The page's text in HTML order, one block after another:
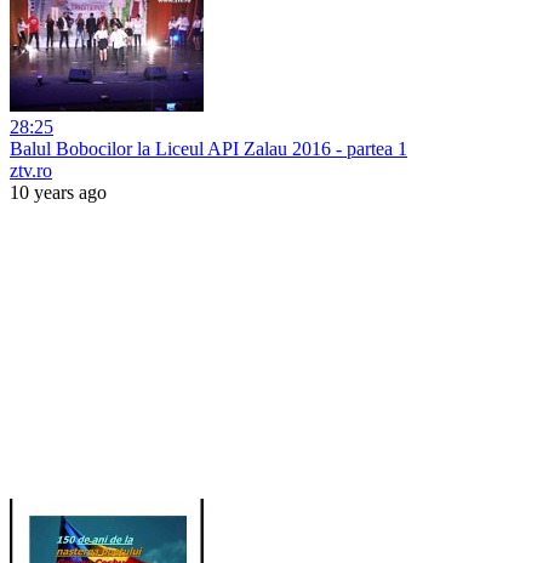
28:25
Balul Bobocilor la Liceul API Zalau 2016 - partea 1
ztv.ro
10 years ago